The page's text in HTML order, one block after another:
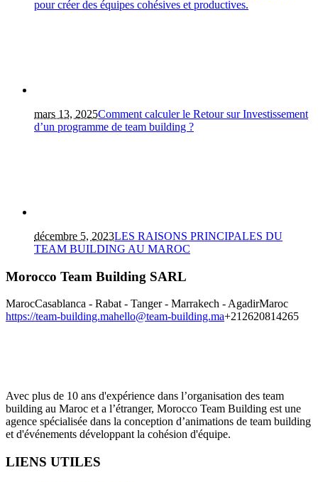
pour créer des équipes cohésives et productives.
mars 13, 2025Comment calculer le Retour sur Investissement
d’un programme de team building ?
décembre 5, 2023LES RAISONS PRINCIPALES DU
TEAM BUILDING AU MAROC
Morocco Team Building SARL
MarocCasablanca - Rabat - Tanger - Marrakech - AgadirMaroc
https://team-building.mahello@team-building.ma+212620814265
Avec plus de 10 ans d'expérience dans l’organisation des team
building au Maroc et a l’étranger, Morocco Team Building est une
agence spécialisée dans la conception d’animations de team building
et d'événements développant la cohésion d'équipe.
LIENS UTILES